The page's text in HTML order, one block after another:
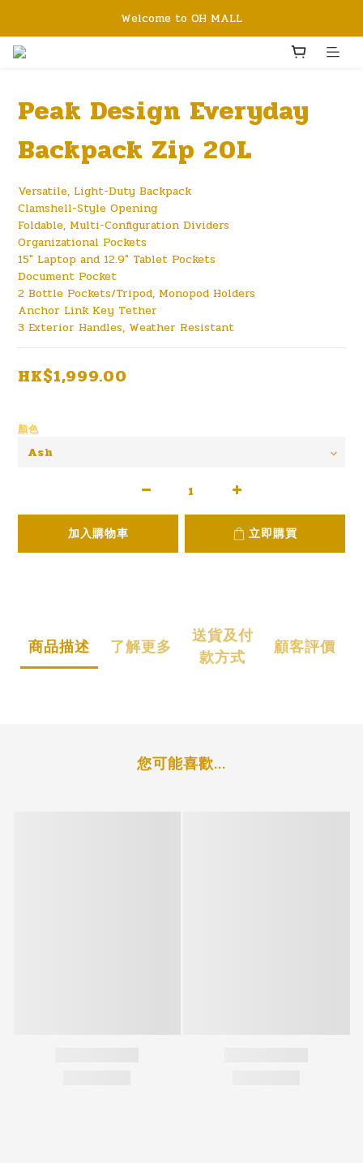
Welcome to OH MALL
Peak Design Everyday
Backpack Zip 20L
Versatile, Light-Duty Backpack
Clamshell-Style Opening
Foldable, Multi-Configuration Dividers
Organizational Pockets
15" Laptop and 12.9" Tablet Pockets
Document Pocket
2 Bottle Pockets/Tripod, Monopod Holders
Anchor Link Key Tether
3 Exterior Handles, Weather Resistant
HK$1,999.00
顏色
加入購物車 立即購買
商品描述 了解更多
送貨及付
款方式
顧客評價
您可能喜歡...